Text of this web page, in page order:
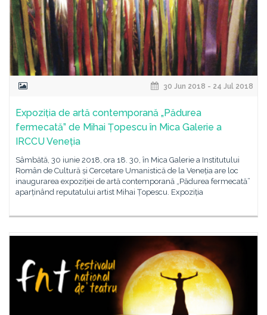
30 Jun 2018 - 24 Jul 2018
Expoziția de artă contemporană „Pădurea
fermecată” de Mihai Țopescu în Mica Galerie a
IRCCU Veneția
Sâmbătă, 30 iunie 2018, ora 18. 30, în Mica Galerie a Institutului
Român de Cultură și Cercetare Umanistică de la Veneția are loc
inaugurarea expoziției de artă contemporană „Pădurea fermecată”
aparținând reputatului artist Mihai Țopescu. Expoziția